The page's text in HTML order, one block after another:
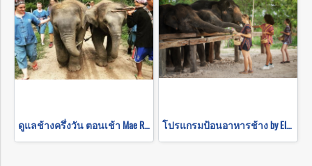
ดูแลช้างครึ่งวัน ตอนเช้า Mae Rim Elephant Sanctuary โปรแกรมป้อนอาหารช้าง by Elephant Jungle Sanctuary